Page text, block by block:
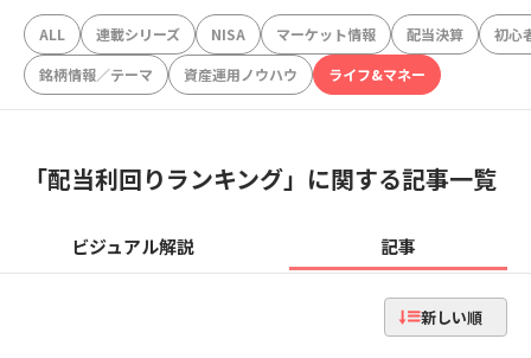
ALL 連載シリーズ NISA マーケット情報 配当決算
初心
銘柄情報／テーマ
資産運用ノウハウ ライフ&マネー
「配当利回りランキング」に関する記事一覧
ビジュアル解説 記事
新しい順